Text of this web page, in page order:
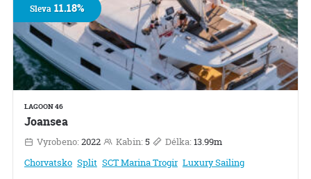
LAGOON 46
Joansea
Vyrobeno: 2022 Kabin: 5 Délka: 13.99m
Chorvatsko Split SCT Marina Trogir Luxury Sailing
Sleva11.18%